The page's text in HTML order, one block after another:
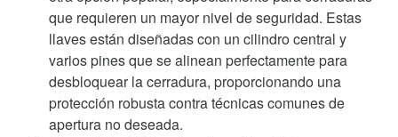
que requieren un mayor nivel de seguridad. Estas
llaves están diseñadas con un cilindro central y
varios pines que se alinean perfectamente para
desbloquear la cerradura, proporcionando una
protección robusta contra técnicas comunes de
apertura no deseada.